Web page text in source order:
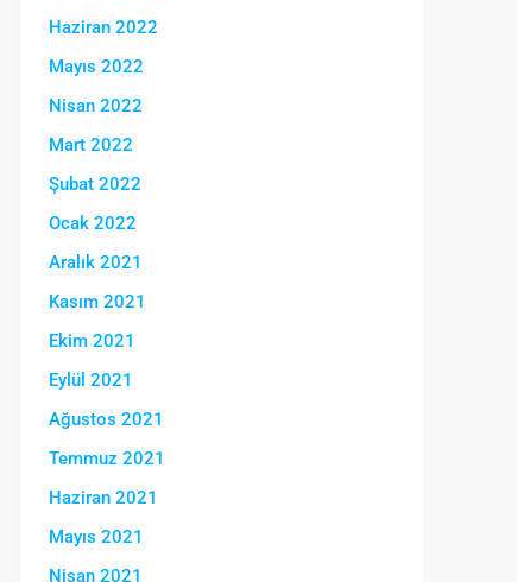
Haziran 2022
Mayıs 2022
Nisan 2022
Mart 2022
Şubat 2022
Ocak 2022
Aralık 2021
Kasım 2021
Ekim 2021
Eylül 2021
Ağustos 2021
Temmuz 2021
Haziran 2021
Mayıs 2021
Nisan 2021